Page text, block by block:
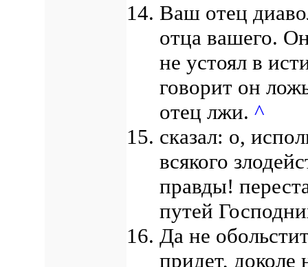
Ваш отец
отца вашего.
не устоял в
говорит он
отец лжи. ^
сказал: о,
всякого
правды!
путей
Да не
придет, доколе